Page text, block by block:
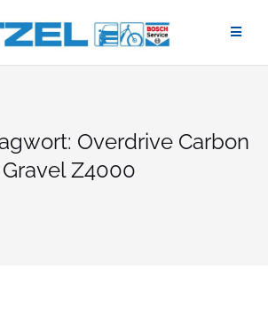
Overdrive Carbon
Gravel Z4000